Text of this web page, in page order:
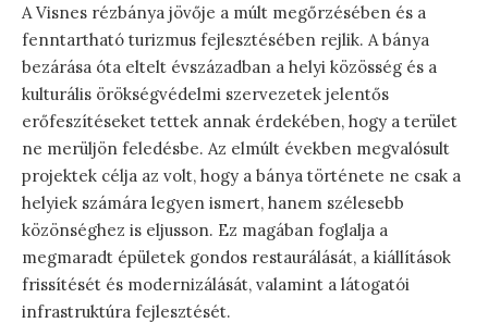
A Visnes rézbánya jövője a múlt megőrzésében és a
fenntartható turizmus fejlesztésében rejlik. A bánya
bezárása óta eltelt évszázadban a helyi közösség és a
kulturális örökségvédelmi szervezetek jelentős
erőfeszítéseket tettek annak érdekében, hogy a terület
ne merüljön feledésbe. Az elmúlt években megvalósult
projektek célja az volt, hogy a bánya története ne csak a
helyiek számára legyen ismert, hanem szélesebb
közönséghez is eljusson. Ez magában foglalja a
megmaradt épületek gondos restaurálását, a kiállítások
frissítését és modernizálását, valamint a látogatói
infrastruktúra fejlesztését.